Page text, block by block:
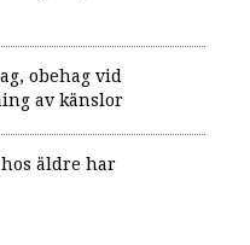
obehag vid
av känslor
äldre har